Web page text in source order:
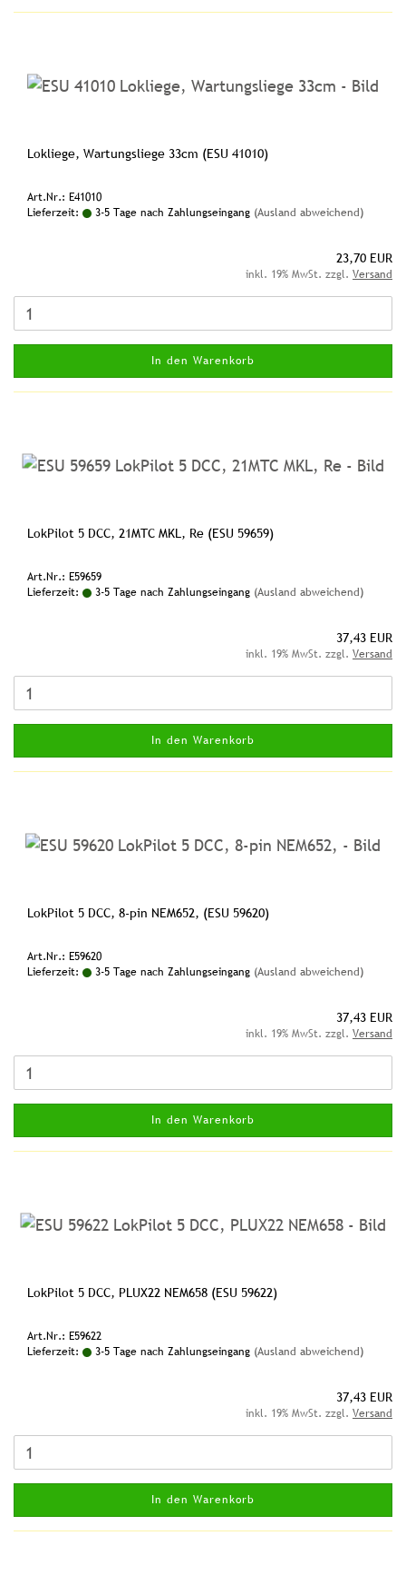
Lokliege, Wartungsliege 33cm (ESU 41010)
Art.Nr.: E41010
Lieferzeit:
3-5 Tage nach Zahlungseingang (Ausland abweichend)
23,70 EUR
inkl. 19% MwSt. zzgl. Versand
In den Warenkorb
LokPilot 5 DCC, 21MTC MKL, Re (ESU 59659)
Art.Nr.: E59659
Lieferzeit:
3-5 Tage nach Zahlungseingang (Ausland abweichend)
37,43 EUR
inkl. 19% MwSt. zzgl. Versand
In den Warenkorb
LokPilot 5 DCC, 8-pin NEM652, (ESU 59620)
Art.Nr.: E59620
Lieferzeit:
3-5 Tage nach Zahlungseingang (Ausland abweichend)
37,43 EUR
inkl. 19% MwSt. zzgl. Versand
In den Warenkorb
LokPilot 5 DCC, PLUX22 NEM658 (ESU 59622)
Art.Nr.: E59622
Lieferzeit:
3-5 Tage nach Zahlungseingang (Ausland abweichend)
37,43 EUR
inkl. 19% MwSt. zzgl. Versand
In den Warenkorb